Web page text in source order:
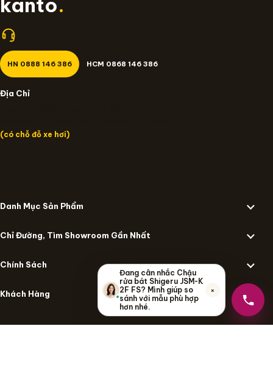
HN 0888 146 386 HCM 0868 146 386
Địa Chỉ
(có chỗ đỗ xe hơi)
Danh Mục Sản Phẩm
Chỉ Đường, Tìm Showroom Gần Nhất
Chính Sách
Khách Hàng
Đang cân nhắc Chậu
rửa bát Shigeru JSM-K
2F FS? Mình giúp so
sánh với mẫu phù hợp
hơn nhé.
×